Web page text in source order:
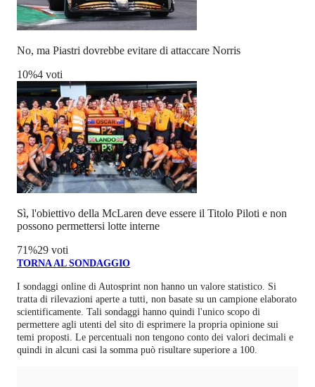
No, ma Piastri dovrebbe evitare di attaccare Norris
10%4 voti
Sì, l'obiettivo della McLaren deve essere il Titolo Piloti e non
possono permettersi lotte interne
71%29 voti
TORNA AL SONDAGGIO
I sondaggi online di Autosprint non hanno un valore statistico. Si
tratta di rilevazioni aperte a tutti, non basate su un campione elaborato
scientificamente. Tali sondaggi hanno quindi l'unico scopo di
permettere agli utenti del sito di esprimere la propria opinione sui
temi proposti. Le percentuali non tengono conto dei valori decimali e
quindi in alcuni casi la somma può risultare superiore a 100.